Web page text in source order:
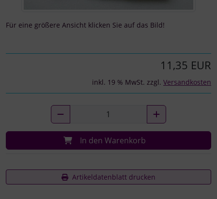
Für eine größere Ansicht klicken Sie auf das Bild!
11,35 EUR
inkl. 19 % MwSt. zzgl. Versandkosten
In den Warenkorb
Artikeldatenblatt drucken